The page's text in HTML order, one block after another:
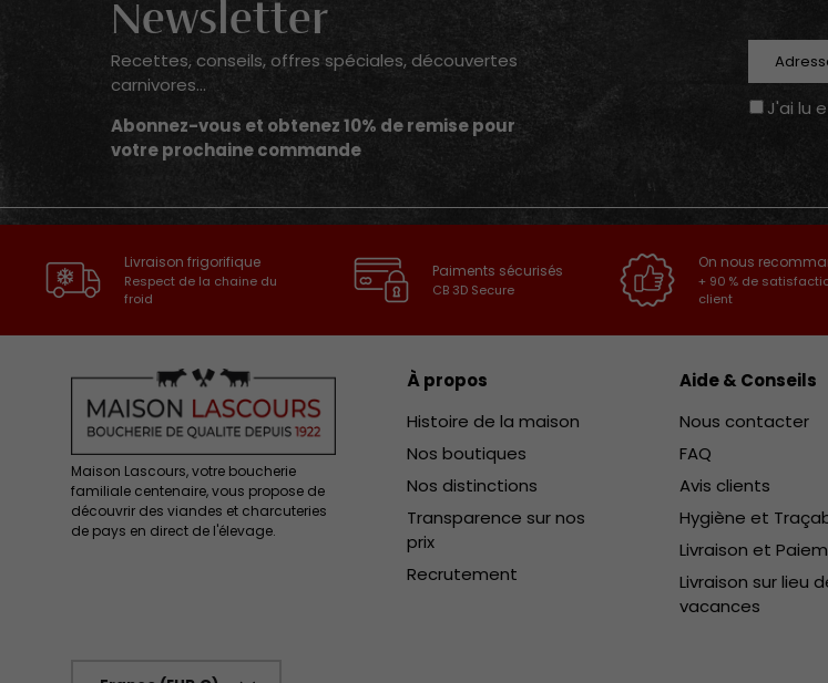
Newsletter
Recettes, conseils, offres spéciales, découvertes
carnivores...
Abonnez-vous et obtenez 10% de remise pour
votre prochaine commande
J'ai lu
Livraison frigorifique
Respect de la chaine du
froid
Paiments sécurisés
CB 3D Secure
On nous
+ 90 % de
client
Maison Lascours, votre boucherie
familiale centenaire, vous propose de
découvrir des viandes et charcuteries
de pays en direct de l'élevage.
À propos
Histoire de la maison
Nos boutiques
Nos distinctions
Transparence sur nos
prix
Recrutement
Aide & Conseils
Nous contacter
FAQ
Avis clients
Hygiène et
Livraison et
Livraison sur lieu
vacances